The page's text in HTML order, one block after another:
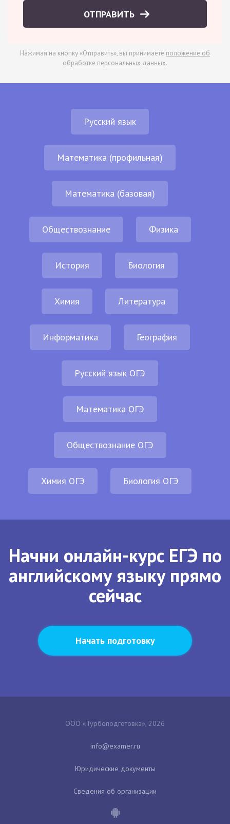
ОТПРАВИТЬ
Нажимая на кнопку «Отправить», вы принимаете положение об
обработке персональных данных.
Русский язык
Математика (профильная)
Математика (базовая)
Обществознание Физика
История Биология
Химия Литература
Информатика География
Русский язык ОГЭ
Математика ОГЭ
Обществознание ОГЭ
Химия ОГЭ Биология ОГЭ
Начни онлайн-курс ЕГЭ по
английскому языку прямо
сейчас
Начать подготовку
ООО «Турбоподготовка», 2026
Юридические документы
Сведения об организации